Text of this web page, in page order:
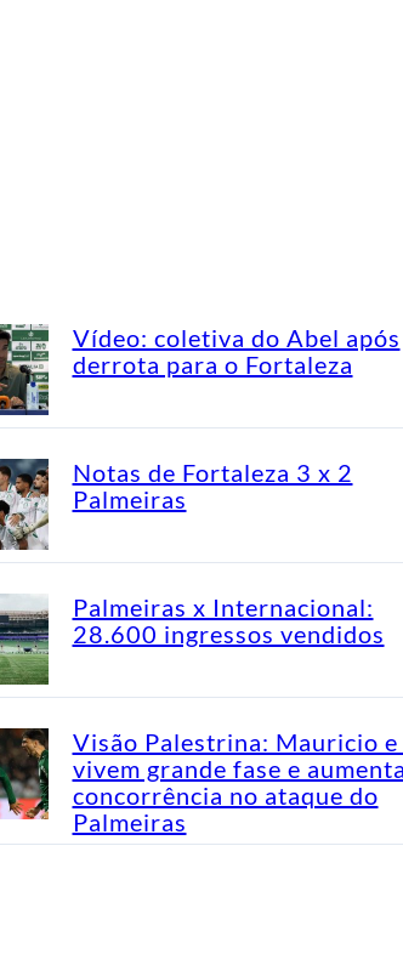
Vídeo: coletiva do Abel após
derrota para o Fortaleza
Notas de Fortaleza 3 x 2
Palmeiras
Palmeiras x Internacional:
28.600 ingressos vendidos
Visão Palestrina: Mauricio e
vivem grande fase e
concorrência no ataque do
Palmeiras